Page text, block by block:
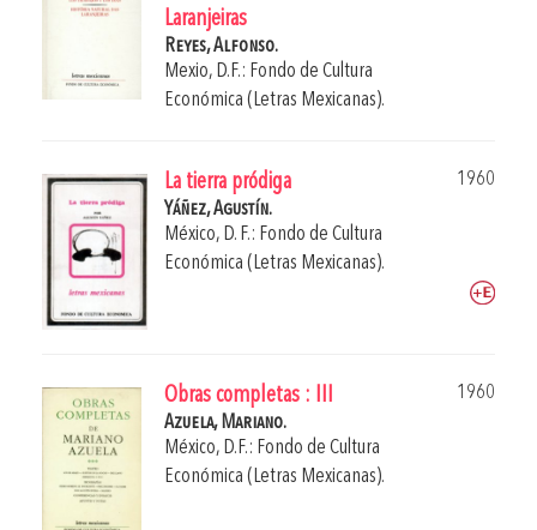
Laranjeiras
Reyes, Alfonso.
Mexio, D.F.: Fondo de Cultura
Económica (Letras Mexicanas).
La tierra pródiga
1960
Yáñez, Agustín.
México, D. F.: Fondo de Cultura
Económica (Letras Mexicanas).
Obras completas : III
1960
Azuela, Mariano.
México, D.F.: Fondo de Cultura
Económica (Letras Mexicanas).